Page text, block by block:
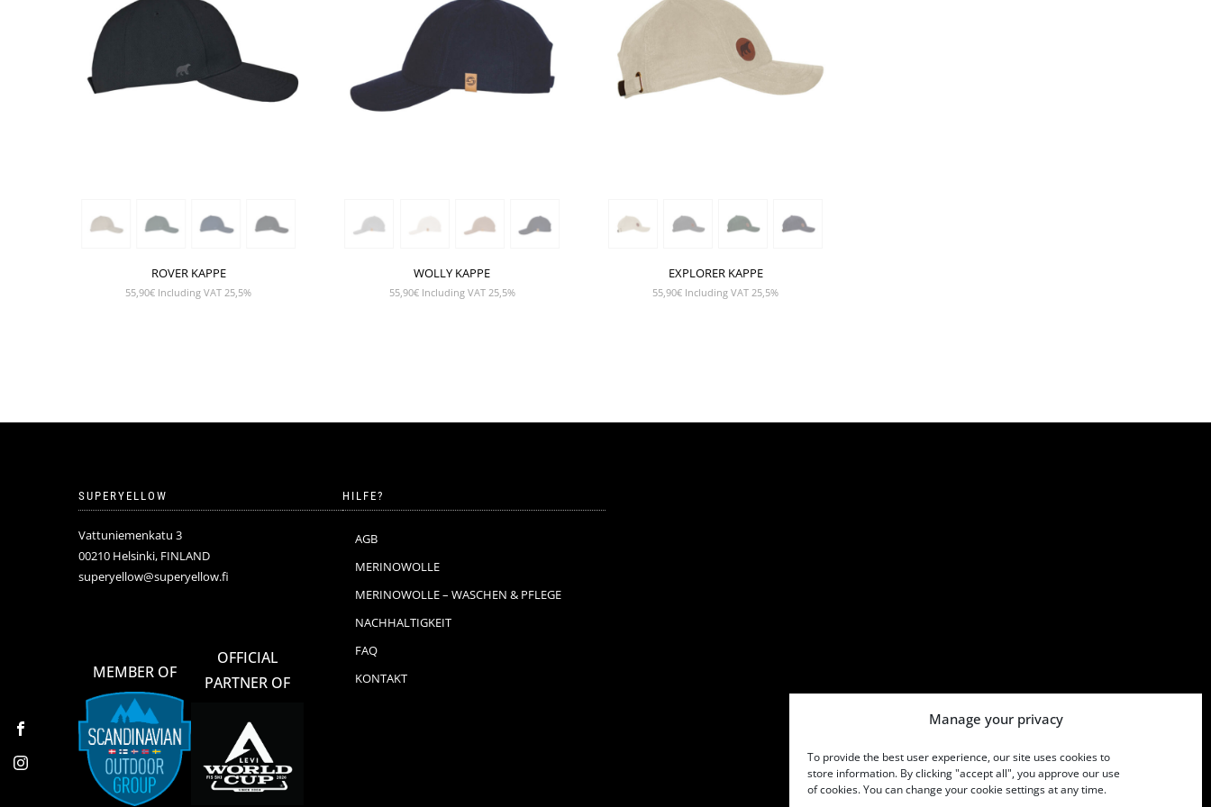
Manage your privacy
To provide the best user experience, our site uses cookies to
store information. By clicking "accept all", you approve our use
of cookies. You can change your cookie settings at any time.
ROVER KAPPE
55,90€ Including VAT 25,5%
WOLLY KAPPE
55,90€ Including VAT 25,5%
EXPLORER KAPPE
55,90€ Including VAT 25,5%
SUPERYELLOW
Vattuniemenkatu 3
00210 Helsinki, FINLAND
superyellow@superyellow.fi
MEMBER OF
OFFICIAL
PARTNER OF
HILFE?
AGB
MERINOWOLLE
MERINOWOLLE – WASCHEN & PFLEGE
NACHHALTIGKEIT
FAQ
KONTAKT
Facebook
Instagram